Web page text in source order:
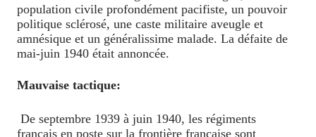
population civile profondément pacifiste, un pouvoir
politique sclérosé, une caste militaire aveugle et
amnésique et un généralissime malade. La défaite de
mai-juin 1940 était annoncée.
Mauvaise tactique:
De septembre 1939 à juin 1940, les régiments
français en poste sur la frontière française sont